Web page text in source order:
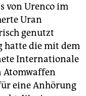
von Urenco im
Uran
genutzt
hatte die mit dem
Internationale
Atomwaffen
eine Anhörung